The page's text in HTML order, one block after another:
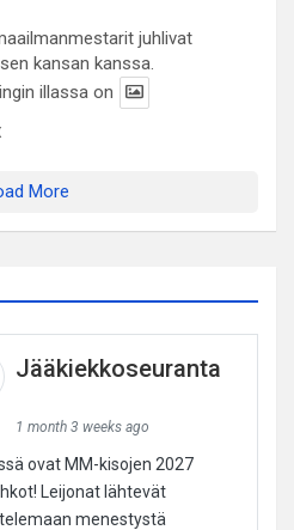
juhlivat
kansan kanssa.
illassa on
More
Jääkiekkoseuranta
1 month 3 weeks ago
ovat MM-kisojen 2027
Leijonat lähtevät
menestystä